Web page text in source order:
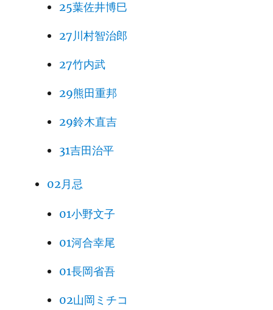
25葉佐井博巳
27川村智治郎
27竹内武
29熊田重邦
29鈴木直吉
31吉田治平
02月忌
01小野文子
01河合幸尾
01長岡省吾
02山岡ミチコ